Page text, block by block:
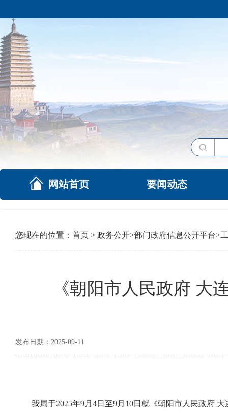
网站首页 要闻动态
您现在的位置： 首页 > 政务公开>部门政府信息公开平台>
《朝阳市人民政府 大
发布日期：2025-09-11
我局于2025年9月4日至9月10日就《朝阳市人民政府